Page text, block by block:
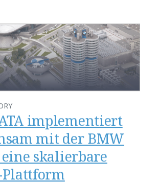
implementiert
mit der BMW
skalierbare
Plattform